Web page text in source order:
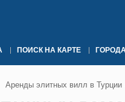
ПОИСК НА КАРТЕ
Аренды элитных вилл в Турции